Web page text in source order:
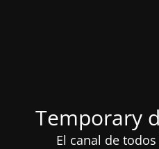
Temporary
El canal de